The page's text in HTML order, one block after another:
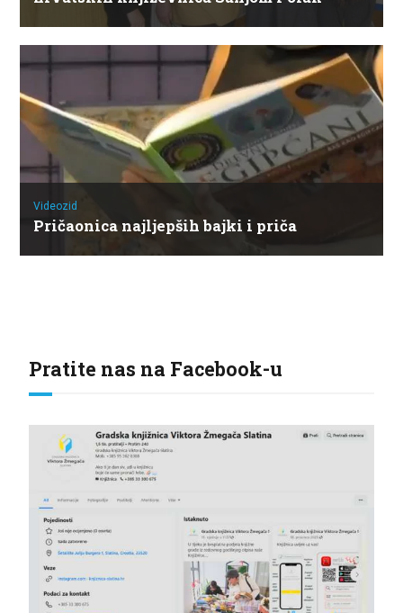
Videozid
Pričaonica najljepših bajki i priča
Pratite nas na Facebook-u